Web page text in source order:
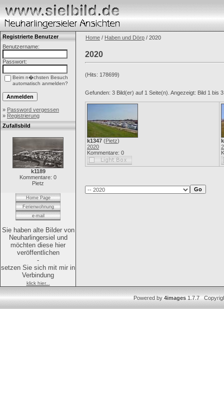
Registrierte Benutzer
Benutzername:
Passwort:
Beim n�chsten Besuch
automatisch anmelden?
» Password vergessen
» Registrierung
Zufallsbild
k1189
Kommentare: 0
Pietz
Home Page
Ferienwohnung
e-mail
Sie haben alte Bilder von
Neuharlingersiel und
möchten diese hier
veröffentlichen
-
setzen Sie sich mit mir in
Verbindung
klick hier...
Home / Haben und Dörp / 2020
2020
(Hits: 178699)
Gefunden: 3 Bild(er) auf 1 Seite(n). Angezeigt: Bild 1 bis
k1347 (Pietz)
2020
Kommentare: 0
Powered by4images1.7.7